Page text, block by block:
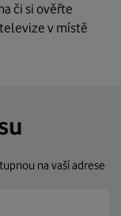
či si ověřte
v místě
na vaší adrese